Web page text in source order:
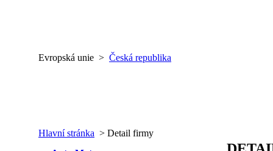
Evropská unie > Česká republika
Hlavní stránka > Detail firmy